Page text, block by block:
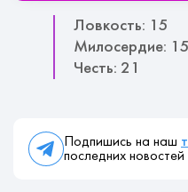
Ловкость: 15
Милосердие: 15
Честь: 21
Подпишись на наш
последних новостей